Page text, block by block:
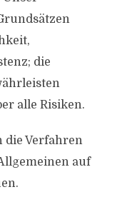
die
alle Risiken.
die Verfahren
auf